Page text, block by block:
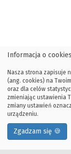
Informacja o cookies
Nasza strona zapisuje
(ang. cookies) na
oraz dla celów
zmieniając ustawienia
zmiany ustawień
urządzeniu.
Zgadzam się 🍪